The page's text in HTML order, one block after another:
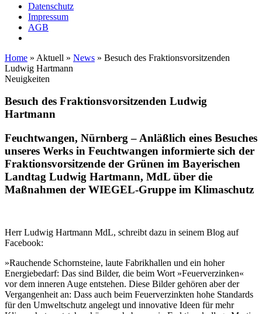
Datenschutz
Impressum
AGB
Home » Aktuell » News » Besuch des Fraktionsvorsitzenden
Ludwig Hartmann
Neuigkeiten
Besuch des Fraktionsvorsitzenden Ludwig
Hartmann
Feuchtwangen, Nürnberg – Anläßlich eines Besuches
unseres Werks in Feuchtwangen informierte sich der
Fraktionsvorsitzende der Grünen im Bayerischen
Landtag Ludwig Hartmann, MdL über die
Maßnahmen der WIEGEL-Gruppe im Klimaschutz
Herr Ludwig Hartmann MdL, schreibt dazu in seinem Blog auf
Facebook:
»Rauchende Schornsteine, laute Fabrikhallen und ein hoher
Energiebedarf: Das sind Bilder, die beim Wort »Feuerverzinken«
vor dem inneren Auge entstehen. Diese Bilder gehören aber der
Vergangenheit an: Dass auch beim Feuerverzinkten hohe Standards
für den Umweltschutz angelegt und innovative Ideen für mehr